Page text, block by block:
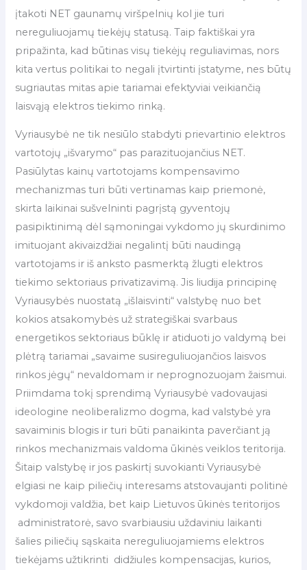
įtakoti NET gaunamų viršpelnių kol jie turi
nereguliuojamų tiekėjų statusą. Taip faktiškai yra
pripažinta, kad būtinas visų tiekėjų reguliavimas, nors
kita vertus politikai to negali įtvirtinti įstatyme, nes būtų
sugriautas mitas apie tariamai efektyviai veikiančią
laisvąją elektros tiekimo rinką.
Vyriausybė ne tik nesiūlo stabdyti prievartinio elektros
vartotojų „išvarymo“ pas parazituojančius NET.
Pasiūlytas kainų vartotojams kompensavimo
mechanizmas turi būti vertinamas kaip priemonė,
skirta laikinai sušvelninti pagrįstą gyventojų
pasipiktinimą dėl sąmoningai vykdomo jų skurdinimo
imituojant akivaizdžiai negalintį būti naudingą
vartotojams ir iš anksto pasmerktą žlugti elektros
tiekimo sektoriaus privatizavimą. Jis liudija principinę
Vyriausybės nuostatą „išlaisvinti“ valstybę nuo bet
kokios atsakomybės už strategiškai svarbaus
energetikos sektoriaus būklę ir atiduoti jo valdymą bei
plėtrą tariamai „savaime susireguliuojančios laisvos
rinkos jėgų“ nevaldomam ir neprognozuojam žaismui.
Priimdama tokį sprendimą Vyriausybė vadovaujasi
ideologine neoliberalizmo dogma, kad valstybė yra
savaiminis blogis ir turi būti panaikinta paverčiant ją
rinkos mechanizmais valdoma ūkinės veiklos teritorija.
Šitaip valstybę ir jos paskirtį suvokianti Vyriausybė
elgiasi ne kaip piliečių interesams atstovaujanti politinė
vykdomoji valdžia, bet kaip Lietuvos ūkinės teritorijos
administratorė, savo svarbiausiu uždaviniu laikanti
šalies piliečių sąskaita nereguliuojamiems elektros
tiekėjams užtikrinti didžiules kompensacijas, kurios,